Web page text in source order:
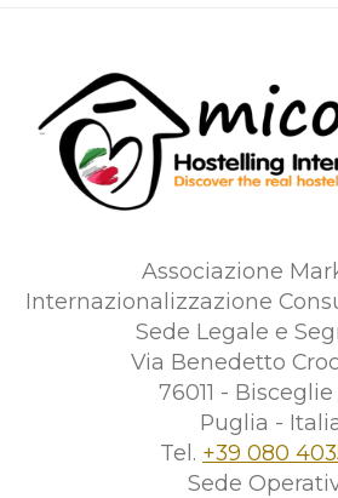
Associazione
Internazionalizzazione
Sede Legale e
Via Benedetto
76011 - Bisceglie
Puglia -
Tel. +39 080
Sede